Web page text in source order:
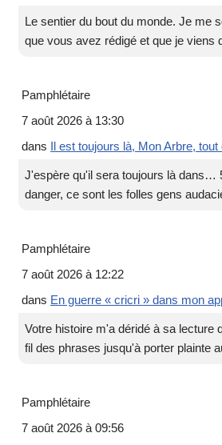
Le sentier du bout du monde. Je me
que vous avez rédigé et que je viens
Pamphlétaire
7 août 2026 à 13:30
dans Il est toujours là, Mon Arbre,
J'espère qu'il sera toujours là dans…
danger, ce sont les folles gens
Pamphlétaire
7 août 2026 à 12:22
dans En guerre « cricri » dans mon
Votre histoire m'a déridé à sa lecture
fil des phrases jusqu'à porter plainte
Pamphlétaire
7 août 2026 à 09:56